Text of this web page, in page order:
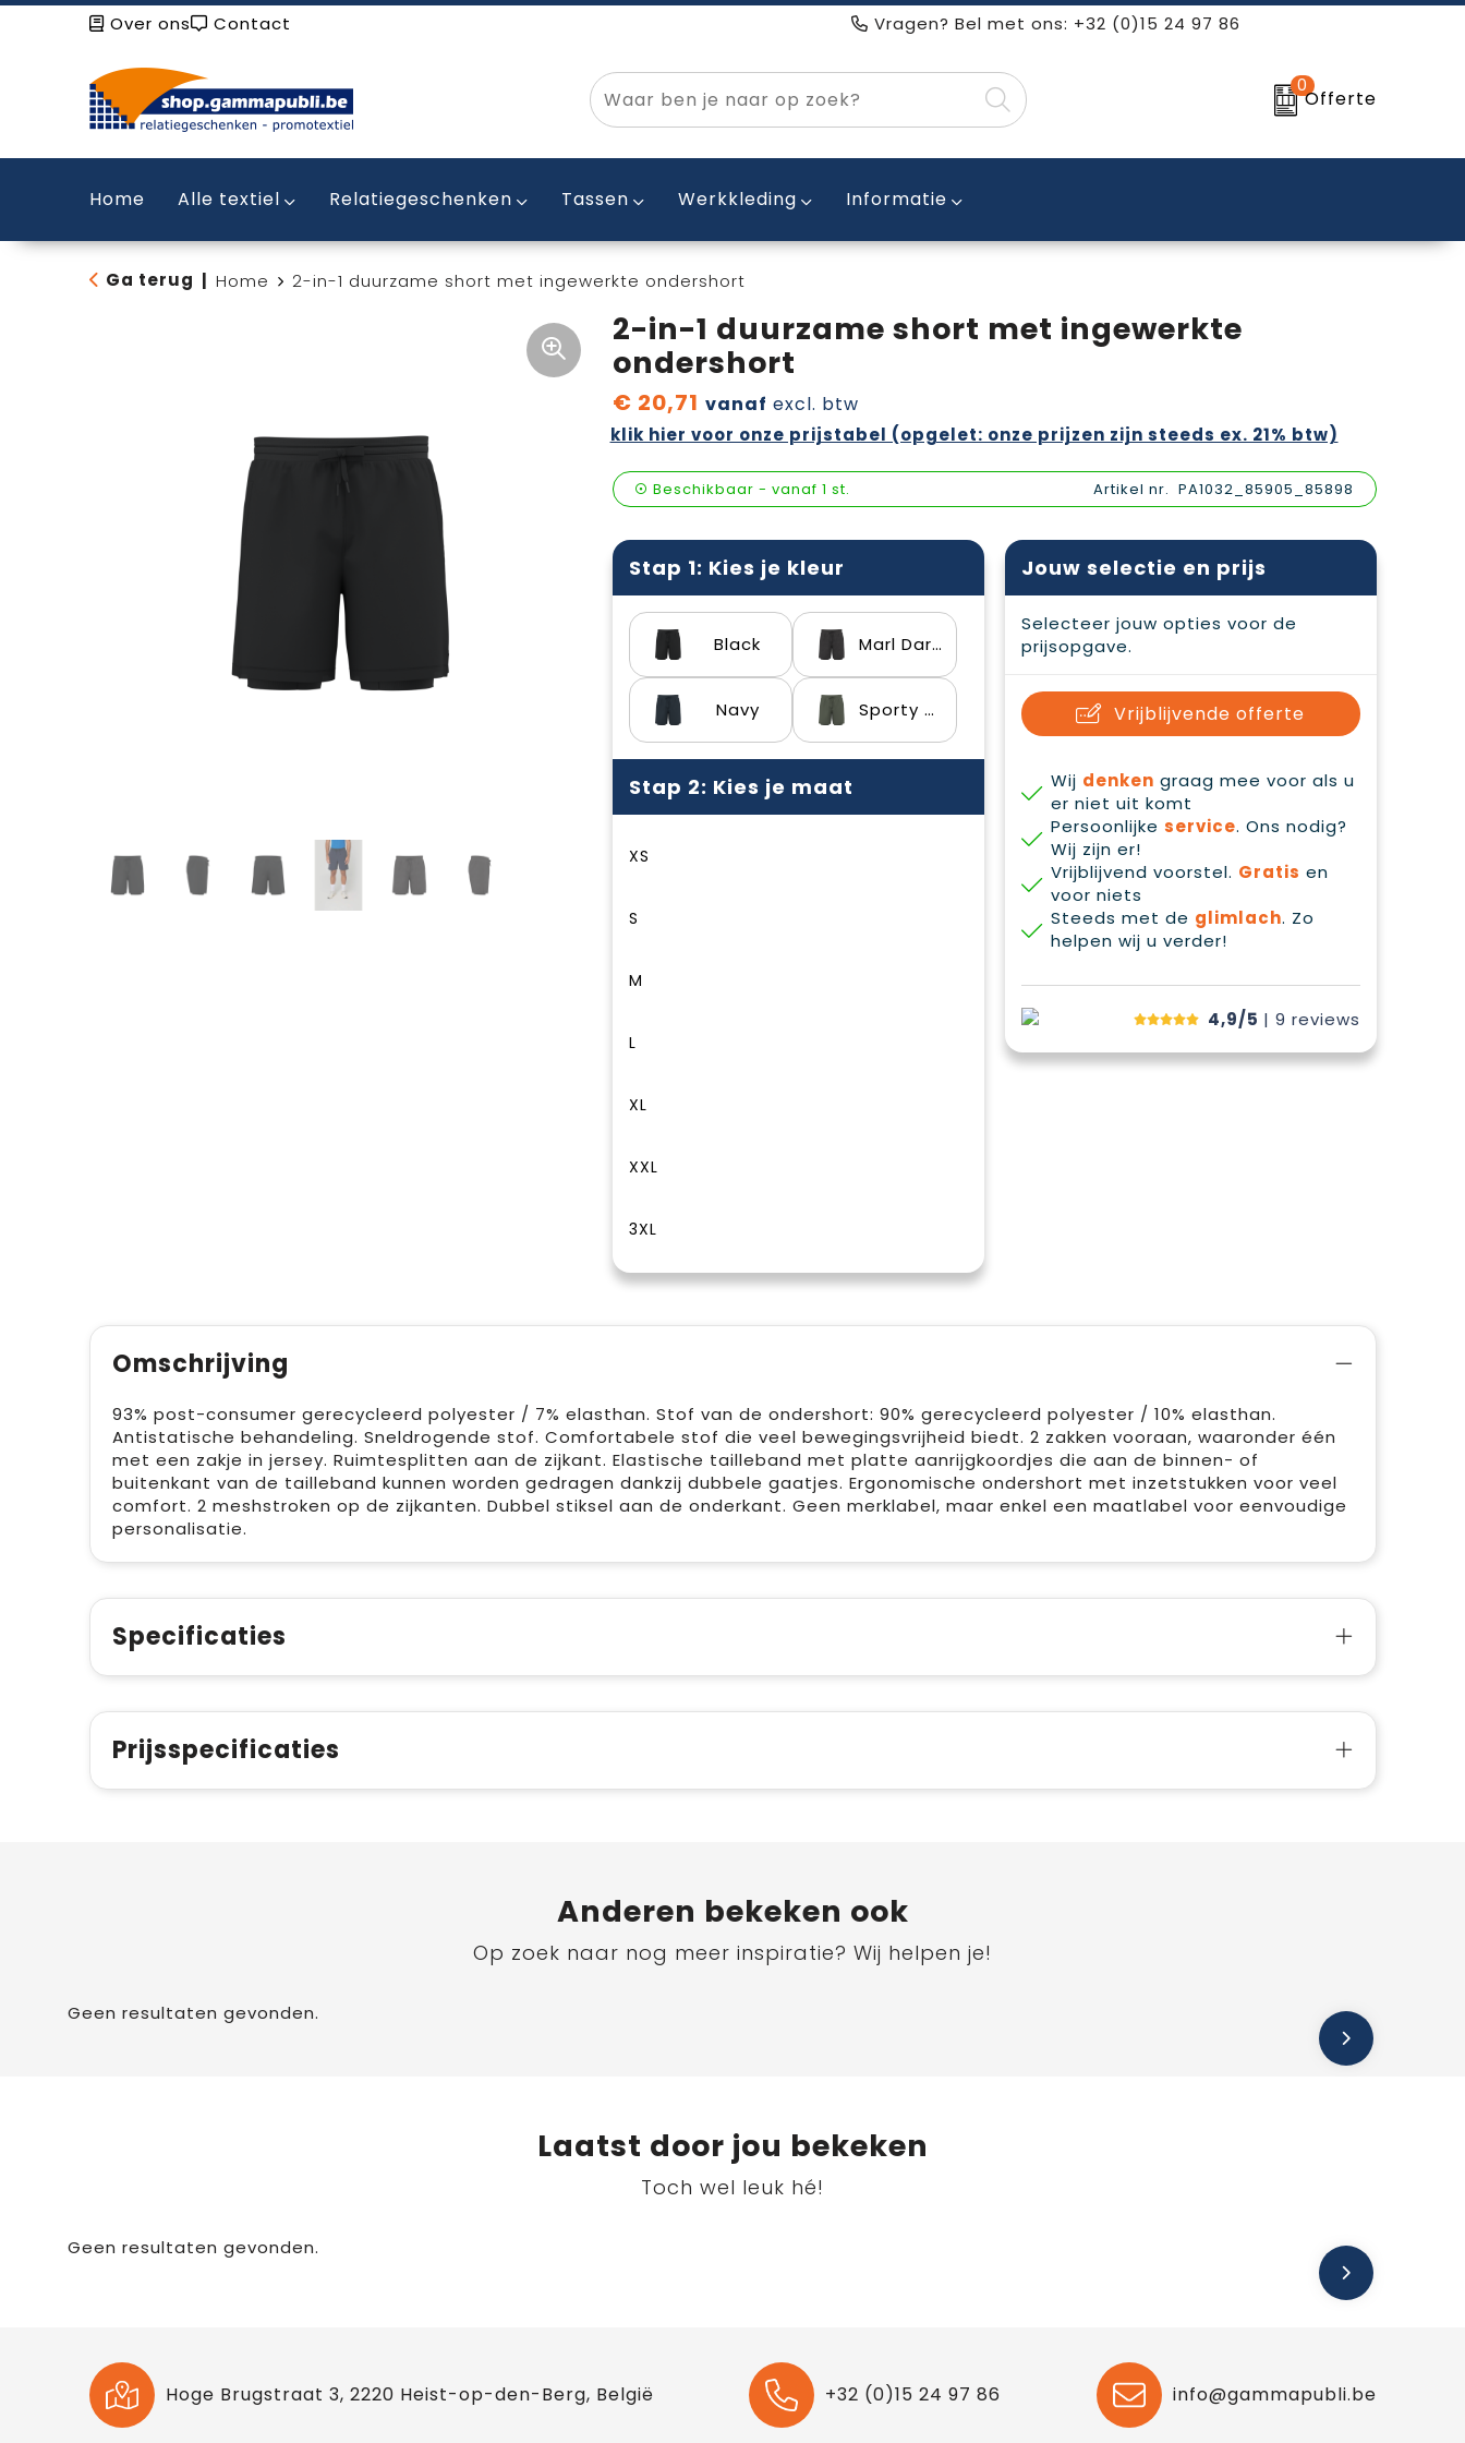
Over ons Contact Vragen? Bel met ons: +32 (0)15 24 97 86
0
Offerte
Home Alle textiel Relatiegeschenken Tassen Werkkleding Informatie
Ga terug Home 2-in-1 duurzame short met ingewerkte ondershort
2-in-1 duurzame short met ingewerkte
ondershort
€ 20,71 vanaf excl. btw
klik hier voor onze prijstabel (opgelet: onze prijzen zijn steeds ex. 21% btw)
Beschikbaar - vanaf 1 st. Artikel nr. PA1032_85905_85898
Stap 1: Kies je kleur
Black Marl Dark Grey
Navy Sporty Khaki
Stap 2: Kies je maat
XS
S
M
L
XL
XXL
3XL
Jouw selectie en prijs
Selecteer jouw opties voor de
prijsopgave.
Vrijblijvende offerte
Wij denken graag mee voor als u
er niet uit komt
Persoonlijke service. Ons nodig?
Wij zijn er!
Vrijblijvend voorstel. Gratis en
voor niets
Steeds met de glimlach. Zo
helpen wij u verder!
4,9/5 | 9 reviews
Omschrijving
93% post-consumer gerecycleerd polyester / 7% elasthan. Stof van de ondershort: 90% gerecycleerd polyester / 10% elasthan.
Antistatische behandeling. Sneldrogende stof. Comfortabele stof die veel bewegingsvrijheid biedt. 2 zakken vooraan, waaronder één
met een zakje in jersey. Ruimtesplitten aan de zijkant. Elastische tailleband met platte aanrijgkoordjes die aan de binnen- of
buitenkant van de tailleband kunnen worden gedragen dankzij dubbele gaatjes. Ergonomische ondershort met inzetstukken voor veel
comfort. 2 meshstroken op de zijkanten. Dubbel stiksel aan de onderkant. Geen merklabel, maar enkel een maatlabel voor eenvoudige
personalisatie.
Specificaties
Prijsspecificaties
Anderen bekeken ook
Op zoek naar nog meer inspiratie? Wij helpen je!
Geen resultaten gevonden.
Laatst door jou bekeken
Toch wel leuk hé!
Geen resultaten gevonden.
Hoge Brugstraat 3, 2220 Heist-op-den-Berg, België +32 (0)15 24 97 86 info@gammapubli.be